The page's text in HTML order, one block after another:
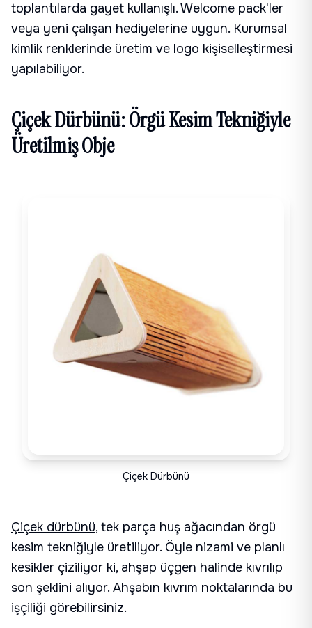
toplantılarda gayet kullanışlı. Welcome pack'ler
veya yeni çalışan hediyelerine uygun. Kurumsal
kimlik renklerinde üretim ve logo kişiselleştirmesi
yapılabiliyor.
Çiçek Dürbünü: Örgü Kesim Tekniğiyle
Üretilmiş Obje
Çiçek Dürbünü
Çiçek dürbünü, tek parça huş ağacından örgü
kesim tekniğiyle üretiliyor. Öyle nizami ve planlı
kesikler çiziliyor ki, ahşap üçgen halinde kıvrılıp
son şeklini alıyor. Ahşabın kıvrım noktalarında bu
işçiliği görebilirsiniz.